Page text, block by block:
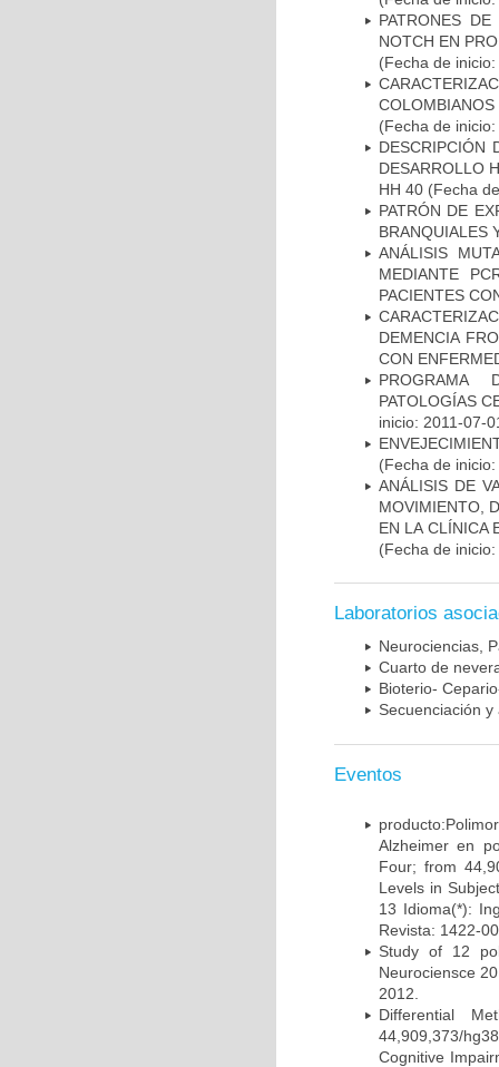
PATRONES
NOTCH EN
(Fecha de
(Fecha de
DESCRIPCIÓN
DESARROLLO
HH 40 (Fecha
PATRÓN DE
BRANQUIALES
ANÁLISIS
MEDIANTE
PACIENTES
DEMENCIA
CON
PROGRAMA
PATOLOGÍAS
inicio: 2011-07-
(Fecha de
ANÁLISIS DE
MOVIMIENTO,
EN LA CLÍNICA
(Fecha de
Laboratorios
Neurociencias,
Cuarto de
Bioterio-
Secuenciación
Eventos
Alzheimer en
Four; from
Levels in
13 Idioma(*):
Revista: 1422-
Study of 12
Neurociensce
2012.
Differential
44,909,373/
Cognitive